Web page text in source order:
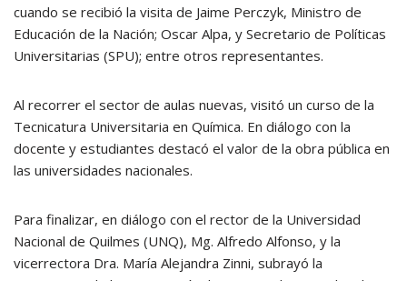
cuando se recibió la visita de Jaime Perczyk, Ministro de
Educación de la Nación; Oscar Alpa, y Secretario de Políticas
Universitarias (SPU); entre otros representantes.
Al recorrer el sector de aulas nuevas, visitó un curso de la
Tecnicatura Universitaria en Química. En diálogo con la
docente y estudiantes destacó el valor de la obra pública en
las universidades nacionales.
Para finalizar, en diálogo con el rector de la Universidad
Nacional de Quilmes (UNQ), Mg. Alfredo Alfonso, y la
vicerrectora Dra. María Alejandra Zinni, subrayó la